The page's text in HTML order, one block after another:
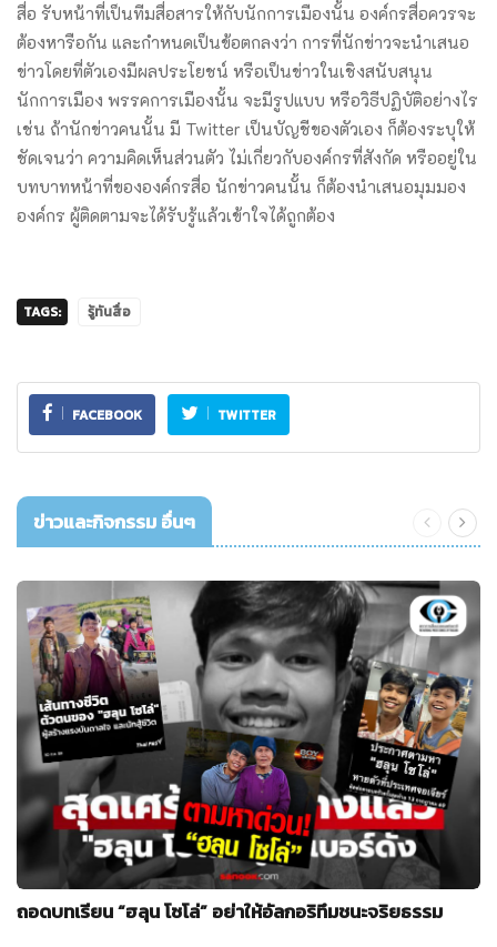
สื่อ รับหน้าที่เป็นทีมสื่อสารให้กับนักการเมืองนั้น องค์กรสื่อควรจะ
ต้องหารือกัน และกำหนดเป็นข้อตกลงว่า การที่นักข่าวจะนำเสนอ
ข่าวโดยที่ตัวเองมีผลประโยชน์ หรือเป็นข่าวในเชิงสนับสนุน
นักการเมือง พรรคการเมืองนั้น จะมีรูปแบบ หรือวิธีปฏิบัติอย่างไร
เช่น ถ้านักข่าวคนนั้น มี Twitter เป็นบัญชีของตัวเอง ก็ต้องระบุให้
ชัดเจนว่า ความคิดเห็นส่วนตัว ไม่เกี่ยวกับองค์กรที่สังกัด หรืออยู่ใน
บทบาทหน้าที่ขององค์กรสื่อ นักข่าวคนนั้น ก็ต้องนำเสนอมุมมอง
องค์กร ผู้ติดตามจะได้รับรู้แล้วเข้าใจได้ถูกต้อง
TAGS: รู้ทันสื่อ
FACEBOOK TWITTER
ข่าวและกิจกรรม อื่นๆ
ถอดบทเรียน “ฮลุน โซโล่” อย่าให้อัลกอริทึมชนะจริยธรรม